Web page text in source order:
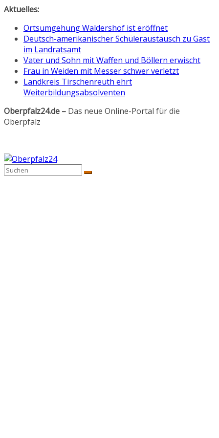
Zum
springen
Aktuelles:
Ortsumgehung Waldershof ist eröffnet
Deutsch-amerikanischer Schüleraustausch zu Gast
im Landratsamt
Vater und Sohn mit Waffen und Böllern erwischt
Frau in Weiden mit Messer schwer verletzt
Landkreis Tirschenreuth ehrt
Weiterbildungsabsolventen
Oberpfalz24.de – Das neue Online-Portal für die
Oberpfalz